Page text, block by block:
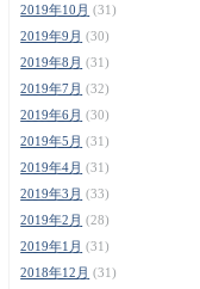
2019年10月 (31)
2019年9月 (30)
2019年8月 (31)
2019年7月 (32)
2019年6月 (30)
2019年5月 (31)
2019年4月 (31)
2019年3月 (33)
2019年2月 (28)
2019年1月 (31)
2018年12月 (31)